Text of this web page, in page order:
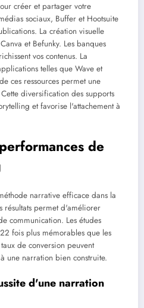
créer et partager votre
sociaux, Buffer et Hootsuite
La création visuelle
et Befunky. Les banques
vos contenus. La
telles que Wave et
ces ressources permet une
diversification des supports
et favorise l'attachement à
de
narrative efficace dans la
résultats permet d'améliorer
communication. Les études
fois plus mémorables que les
de conversion peuvent
une narration bien construite.
d'une narration